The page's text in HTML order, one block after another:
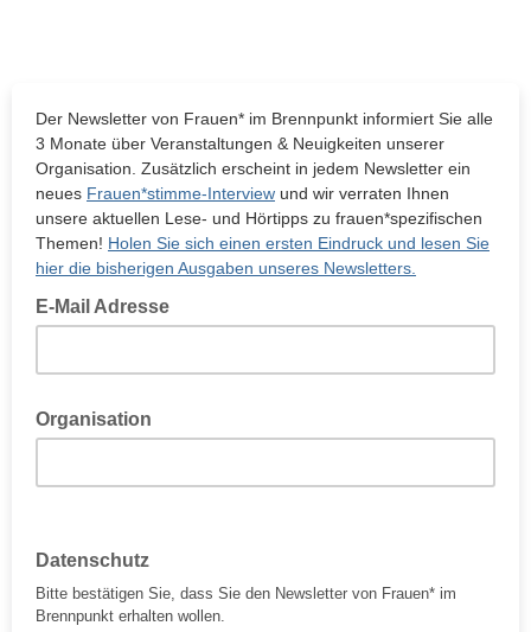
Der Newsletter von Frauen* im Brennpunkt informiert Sie alle
3 Monate über Veranstaltungen & Neuigkeiten unserer
Organisation. Zusätzlich erscheint in jedem Newsletter ein
neues Frauen*stimme-Interview und wir verraten Ihnen
unsere aktuellen Lese- und Hörtipps zu frauen*spezifischen
Themen! Holen Sie sich einen ersten Eindruck und lesen Sie
hier die bisherigen Ausgaben unseres Newsletters.
E-Mail Adresse
Organisation
Datenschutz
Bitte bestätigen Sie, dass Sie den Newsletter von Frauen* im
Brennpunkt erhalten wollen.